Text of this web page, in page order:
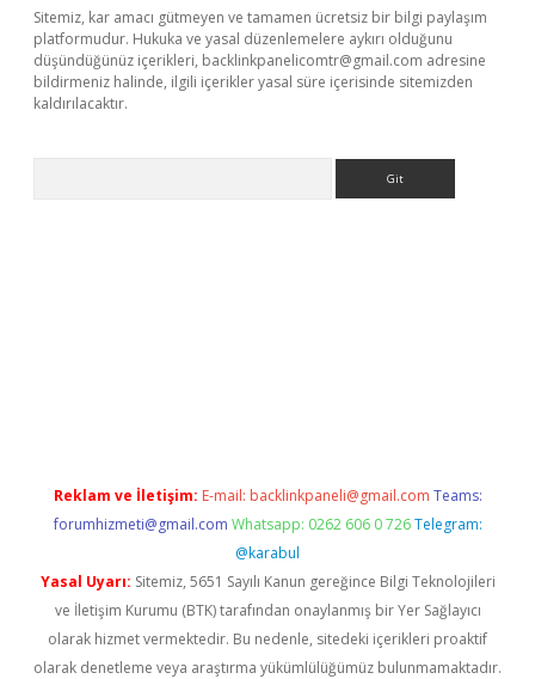
Sitemiz, kar amacı gütmeyen ve tamamen ücretsiz bir bilgi paylaşım
platformudur. Hukuka ve yasal düzenlemelere aykırı olduğunu
düşündüğünüz içerikleri, backlinkpanelicomtr@gmail.com adresine
bildirmeniz halinde, ilgili içerikler yasal süre içerisinde sitemizden
kaldırılacaktır.
Reklam ve İletişim: E-mail: backlinkpaneli@gmail.com Teams:
forumhizmeti@gmail.com Whatsapp: 0262 606 0 726 Telegram:
@karabul
Yasal Uyarı: Sitemiz, 5651 Sayılı Kanun gereğince Bilgi Teknolojileri
ve İletişim Kurumu (BTK) tarafından onaylanmış bir Yer Sağlayıcı
olarak hizmet vermektedir. Bu nedenle, sitedeki içerikleri proaktif
olarak denetleme veya araştırma yükümlülüğümüz bulunmamaktadır.